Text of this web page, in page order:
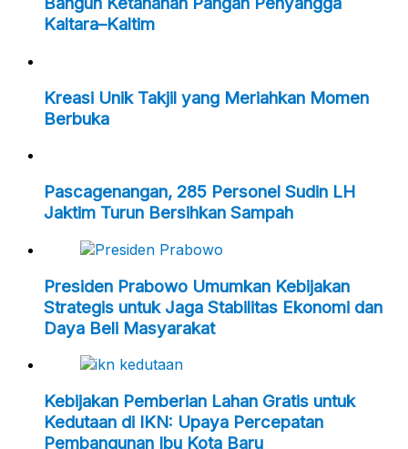
Kaltara–Kaltim
Kreasi Unik Takjil yang Meriahkan Momen
Berbuka
Pascagenangan, 285 Personel Sudin LH
Jaktim Turun Bersihkan Sampah
Presiden Prabowo Umumkan Kebijakan
Strategis untuk Jaga Stabilitas Ekonomi dan
Daya Beli Masyarakat
Kebijakan Pemberian Lahan Gratis untuk
Kedutaan di IKN: Upaya Percepatan
Pembangunan Ibu Kota Baru